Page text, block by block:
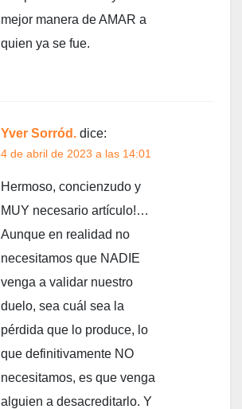
mejor manera de AMAR a
quien ya se fue.
Yver Sorród. dice:
4 de abril de 2023 a las 14:01
Hermoso, concienzudo y
MUY necesario artículo!…
Aunque en realidad no
necesitamos que NADIE
venga a validar nuestro
duelo, sea cuál sea la
pérdida que lo produce, lo
que definitivamente NO
necesitamos, es que venga
alguien a desacreditarlo. Y